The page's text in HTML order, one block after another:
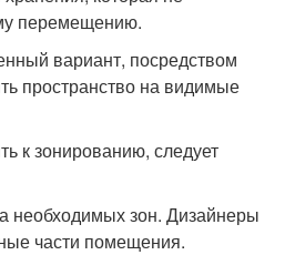
перемещению.
вариант, посредством
пространство на видимые
к зонированию, следует
необходимых зон. Дизайнеры
части помещения.